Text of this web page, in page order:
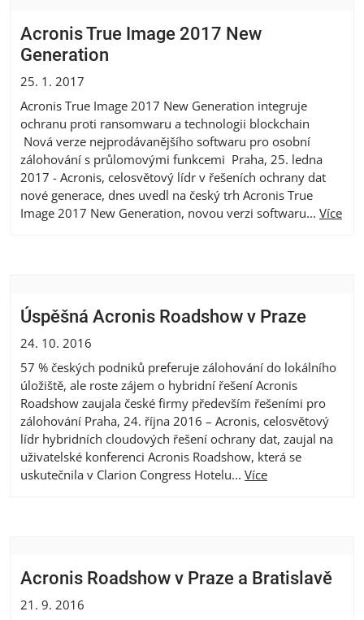
Acronis True Image 2017 New
Generation
25. 1. 2017
Acronis True Image 2017 New Generation integruje
ochranu proti ransomwaru a technologii blockchain
Nová verze nejprodávanějšího softwaru pro osobní
zálohování s průlomovými funkcemi Praha, 25. ledna
2017 - Acronis, celosvětový lídr v řešeních ochrany dat
nové generace, dnes uvedl na český trh Acronis True
Image 2017 New Generation, novou verzi softwaru... Více
Úspěšná Acronis Roadshow v Praze
24. 10. 2016
57 % českých podniků preferuje zálohování do lokálního
úložiště, ale roste zájem o hybridní řešení Acronis
Roadshow zaujala české firmy především řešeními pro
zálohování Praha, 24. října 2016 – Acronis, celosvětový
lídr hybridních cloudových řešení ochrany dat, zaujal na
uživatelské konferenci Acronis Roadshow, která se
uskutečnila v Clarion Congress Hotelu... Více
Acronis Roadshow v Praze a Bratislavě
21. 9. 2016